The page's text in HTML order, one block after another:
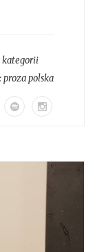
kategorii
proza polska